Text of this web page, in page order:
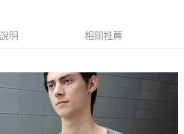
員、不需綁卡、不需儲值。
結帳流程】
AFTEE先享後付」後，將跳轉至「AFTEE先享後付」
證並確認金額後，即可完成結帳。
將收到繳費通知簡訊。
後14天內，點擊此簡訊中的連結，可透過四大超商／
含以上)免運費
含以上)免運費
明 相關推薦